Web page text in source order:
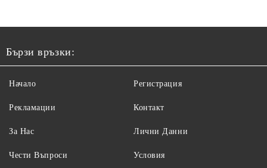
Бързи връзки:
Начало
Рекламации
За Нас
Чести Въпроси
Регистрация
Контакт
Лични Данни
Условия